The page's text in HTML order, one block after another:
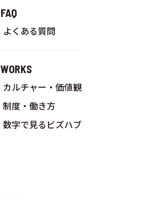
FAQ
よくある質問
WORKS
カルチャー・価値観
制度・働き方
数字で見るビズハブ